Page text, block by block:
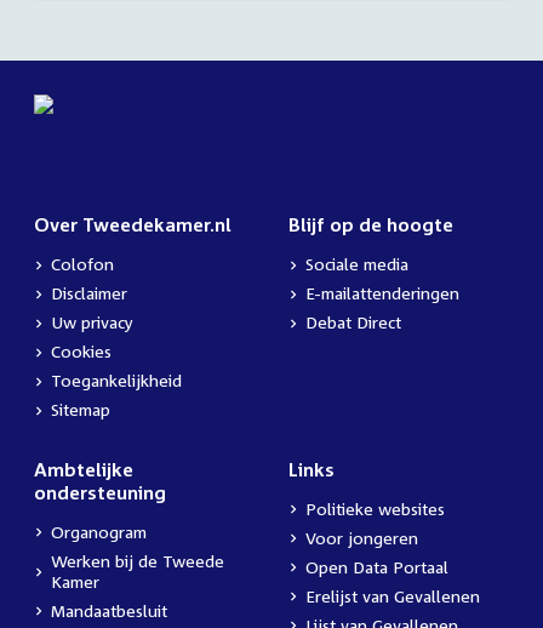
Over Tweedekamer.nl
Colofon
Disclaimer
Uw privacy
Cookies
Toegankelijkheid
Sitemap
Blijf op de hoogte
Sociale media
E-mailattenderingen
Debat Direct
Ambtelijke
ondersteuning
Organogram
Werken bij de Tweede
Kamer
Mandaatbesluit
Links
Politieke websites
Voor jongeren
Open Data Portaal
Erelijst van Gevallenen